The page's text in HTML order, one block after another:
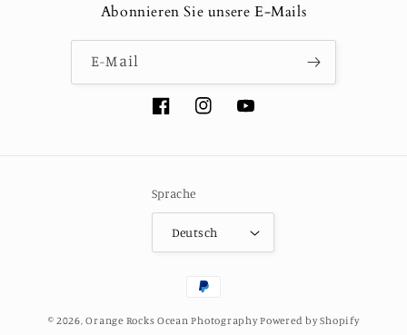
Abonnieren Sie unsere E-Mails
E-Mail
FacebookInstagramYouTube
Sprache
Deutsch
Zahlungsmethoden
© 2026,Orange Rocks Ocean PhotographyPowered by Shopify